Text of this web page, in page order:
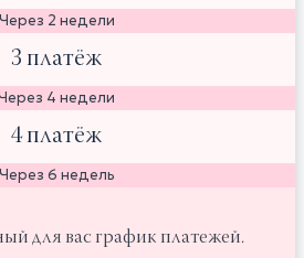
Через 2 недели
3 платёж
4 недели
4 платёж
Через 6 недель
для вас график платежей.